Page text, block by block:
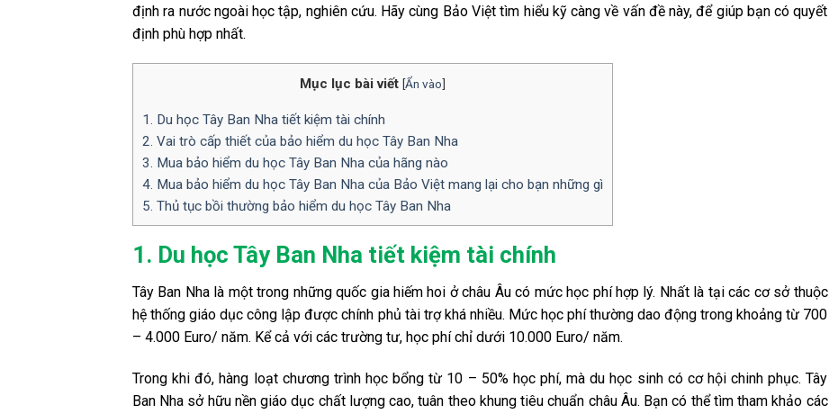
định ra nước ngoài học tập, nghiên cứu. Hãy cùng Bảo Việt tìm hiểu kỹ càng về vấn đề này, để giúp bạn có quyết
định phù hợp nhất.
Mục lục bài viết [Ẩn vào]
1. Du học Tây Ban Nha tiết kiệm tài chính
2. Vai trò cấp thiết của bảo hiểm du học Tây Ban Nha
3. Mua bảo hiểm du học Tây Ban Nha của hãng nào
4. Mua bảo hiểm du học Tây Ban Nha của Bảo Việt mang lại cho bạn những gì
5. Thủ tục bồi thường bảo hiểm du học Tây Ban Nha
1. Du học Tây Ban Nha tiết kiệm tài chính
Tây Ban Nha là một trong những quốc gia hiếm hoi ở châu Âu có mức học phí hợp lý. Nhất là tại các cơ sở thuộc
hệ thống giáo dục công lập được chính phủ tài trợ khá nhiều. Mức học phí thường dao động trong khoảng từ 700
– 4.000 Euro/ năm. Kể cả với các trường tư, học phí chỉ dưới 10.000 Euro/ năm.
Trong khi đó, hàng loạt chương trình học bổng từ 10 – 50% học phí, mà du học sinh có cơ hội chinh phục. Tây
Ban Nha sở hữu nền giáo dục chất lượng cao, tuân theo khung tiêu chuẩn châu Âu. Bạn có thể tìm tham khảo các